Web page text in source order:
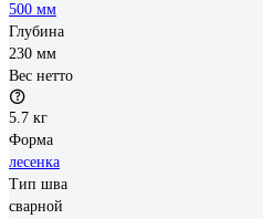
500 мм
Глубина
230 мм
Вес нетто
5.7 кг
Форма
лесенка
Тип шва
сварной